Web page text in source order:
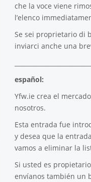
che la voce viene
l’elenco
Se sei proprietario di
inviarci anche una
español:
Yfw.ie crea el
nosotros.
Esta entrada fue
y desea que la
vamos a eliminar la
Si usted es
envíanos también un